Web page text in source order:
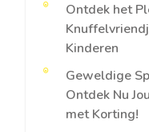
Ontdek het
Kinderen
Geweldige
Ontdek Nu
met Korting!